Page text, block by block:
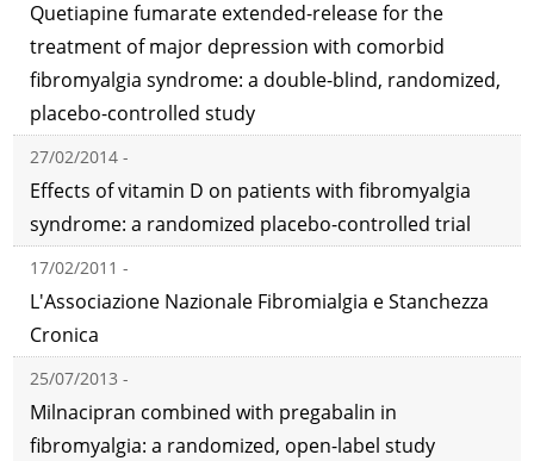
Quetiapine fumarate extended-release for the
treatment of major depression with comorbid
fibromyalgia syndrome: a double-blind, randomized,
placebo-controlled study
27/02/2014 -
Effects of vitamin D on patients with fibromyalgia
syndrome: a randomized placebo-controlled trial
17/02/2011 -
L'Associazione Nazionale Fibromialgia e Stanchezza
Cronica
25/07/2013 -
Milnacipran combined with pregabalin in
fibromyalgia: a randomized, open-label study